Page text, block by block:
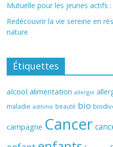
Mutuelle pour les jeunes actifs :
Redécouvrir la vie sereine en
nature
Étiquettes
alcool alimentation allergie
maladie asthme beauté bio
campagne Cancer